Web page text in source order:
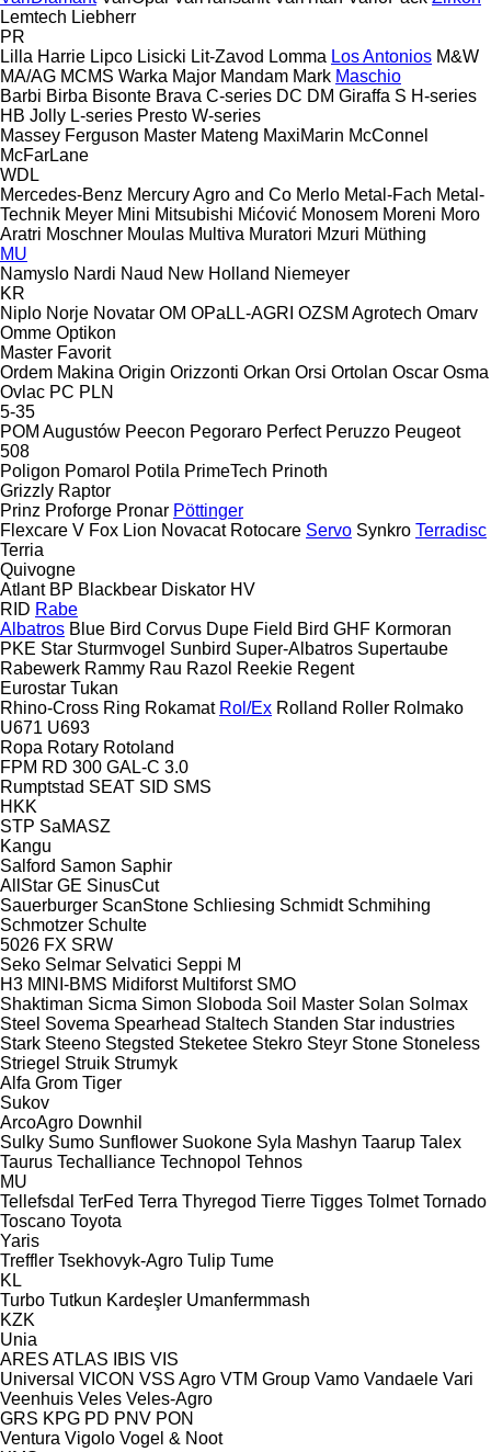
Lemtech Liebherr
PR
Lilla Harrie Lipco Lisicki Lit-Zavod Lomma Los Antonios M&W
MA/AG MCMS Warka Major Mandam Mark Maschio
Barbi Birba Bisonte Brava C-series DC DM Giraffa S H-series
HB Jolly L-series Presto W-series
Massey Ferguson Master Mateng MaxiMarin McConnel
McFarLane
WDL
Mercedes-Benz Mercury Agro and Co Merlo Metal-Fach Metal-
Technik Meyer Mini Mitsubishi Mićović Monosem Moreni Moro
Aratri Moschner Moulas Multiva Muratori Mzuri Müthing
MU
Namyslo Nardi Naud New Holland Niemeyer
KR
Niplo Norje Novatar OM OPaLL-AGRI OZSM Agrotech Omarv
Omme Optikon
Master Favorit
Ordem Makina Origin Orizzonti Orkan Orsi Ortolan Oscar Osma
Ovlac PC PLN
5-35
POM Augustów Peecon Pegoraro Perfect Peruzzo Peugeot
508
Poligon Pomarol Potila PrimeTech Prinoth
Grizzly Raptor
Prinz Proforge Pronar Pöttinger
Flexcare V Fox Lion Novacat Rotocare Servo Synkro Terradisc
Terria
Quivogne
Atlant BP Blackbear Diskator HV
RID Rabe
Albatros Blue Bird Corvus Dupe Field Bird GHF Kormoran
PKE Star Sturmvogel Sunbird Super-Albatros Supertaube
Rabewerk Rammy Rau Razol Reekie Regent
Eurostar Tukan
Rhino-Cross Ring Rokamat Rol/Ex Rolland Roller Rolmako
U671 U693
Ropa Rotary Rotoland
FPM RD 300 GAL-C 3.0
Rumptstad SEAT SID SMS
HKK
STP SaMASZ
Kangu
Salford Samon Saphir
AllStar GE SinusCut
Sauerburger ScanStone Schliesing Schmidt Schmihing
Schmotzer Schulte
5026 FX SRW
Seko Selmar Selvatici Seppi M
H3 MINI-BMS Midiforst Multiforst SMO
Shaktiman Sicma Simon Sloboda Soil Master Solan Solmax
Steel Sovema Spearhead Staltech Standen Star industries
Stark Steeno Stegsted Steketee Stekro Steyr Stone Stoneless
Striegel Struik Strumyk
Alfa Grom Tiger
Sukov
ArcoAgro Downhil
Sulky Sumo Sunflower Suokone Syla Mashyn Taarup Talex
Taurus Techalliance Technopol Tehnos
MU
Tellefsdal TerFed Terra Thyregod Tierre Tigges Tolmet Tornado
Toscano Toyota
Yaris
Treffler Tsekhovyk-Agro Tulip Tume
KL
Turbo Tutkun Kardeşler Umanfermmash
KZK
Unia
ARES ATLAS IBIS VIS
Universal VICON VSS Agro VTM Group Vamo Vandaele Vari
Veenhuis Veles Veles-Agro
GRS KPG PD PNV PON
Ventura Vigolo Vogel & Noot